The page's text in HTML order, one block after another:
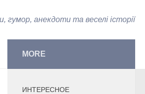
гумор, анекдоти та веселі історії
MORE
ИНТЕРЕСНОЕ